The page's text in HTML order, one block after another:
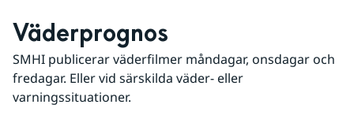
Väderprognos
SMHI publicerar väderfilmer måndagar, onsdagar och
fredagar. Eller vid särskilda väder- eller
varningssituationer.